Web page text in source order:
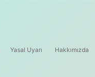
Yasal Uyarı Hakkımızda